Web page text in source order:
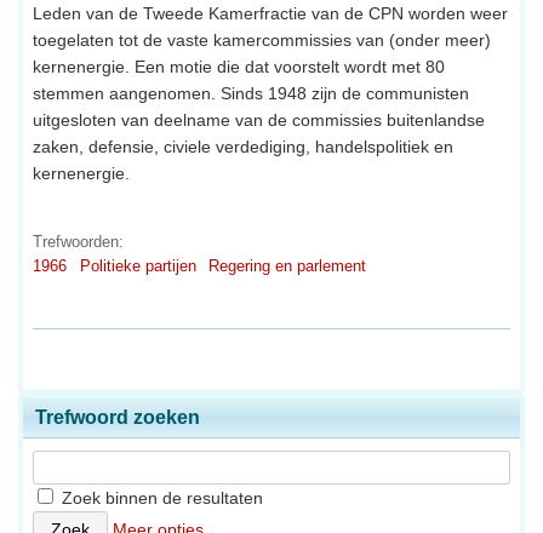
Leden van de Tweede Kamerfractie van de CPN worden weer
toegelaten tot de vaste kamercommissies van (onder meer)
kernenergie. Een motie die dat voorstelt wordt met 80
stemmen aangenomen. Sinds 1948 zijn de communisten
uitgesloten van deelname van de commissies buitenlandse
zaken, defensie, civiele verdediging, handelspolitiek en
kernenergie.
Trefwoorden:
1966
Politieke partijen Regering en parlement
Trefwoord zoeken
Zoek binnen de resultaten